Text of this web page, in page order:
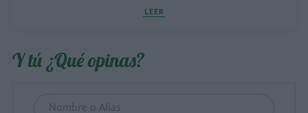
LEER
Y tú ¿Qué opinas?